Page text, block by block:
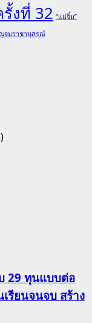
งที่ 32 “แม่จิ๋ม”
ญจมราชานุสรณ์
29 ทุนแบบต่อ
รียนจนจบ สร้าง